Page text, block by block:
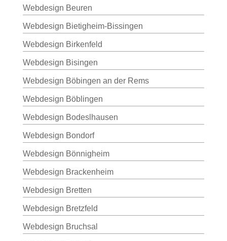
Webdesign Beuren
Webdesign Bietigheim-Bissingen
Webdesign Birkenfeld
Webdesign Bisingen
Webdesign Böbingen an der Rems
Webdesign Böblingen
Webdesign Bodeslhausen
Webdesign Bondorf
Webdesign Bönnigheim
Webdesign Brackenheim
Webdesign Bretten
Webdesign Bretzfeld
Webdesign Bruchsal